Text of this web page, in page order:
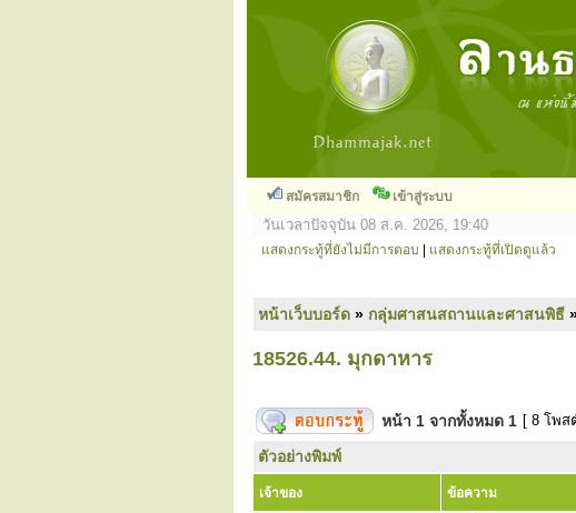
สมัครสมาชิก เข้าสู่ระบบ
วันเวลาปัจจุบัน 08 ส.ค. 2026, 19:40
แสดงกระทู้ที่ยังไม่มีการตอบ แสดงกระทู้ที่เปิดดูแล้ว
หน้าเว็บบอร์ด » กลุ่มศาสนสถานและศาสนพิธี
18526.44. มุกดาหาร
หน้า 1 จากทั้งหมด 1 [ 8 โพส
ตัวอย่างพิมพ์
เจ้าของ ข้อความ